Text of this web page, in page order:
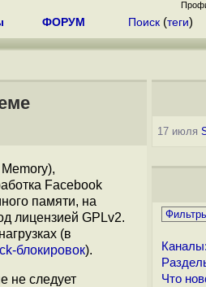
ФОРУМ Поиск (теги)
Facebook
памяти, на
лицензией GPLv2.
(в
блокировок).
не следует
17 июля
Каналы:
Что